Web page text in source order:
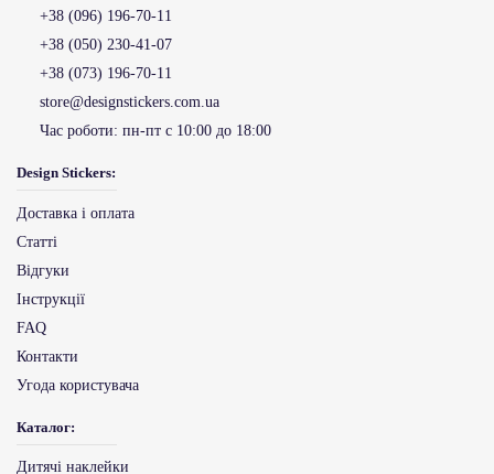
+38 (096) 196-70-11
+38 (050) 230-41-07
+38 (073) 196-70-11
store@designstickers.com.ua
Час роботи: пн-пт с 10:00 до 18:00
Design Stickers:
Доставка і оплата
Статті
Відгуки
Інструкції
FAQ
Контакти
Угода користувача
Каталог:
Дитячі наклейки